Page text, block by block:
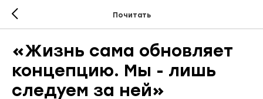
Почитать
«Жизнь сама обновляет
концепцию. Мы - лишь
следуем за ней»